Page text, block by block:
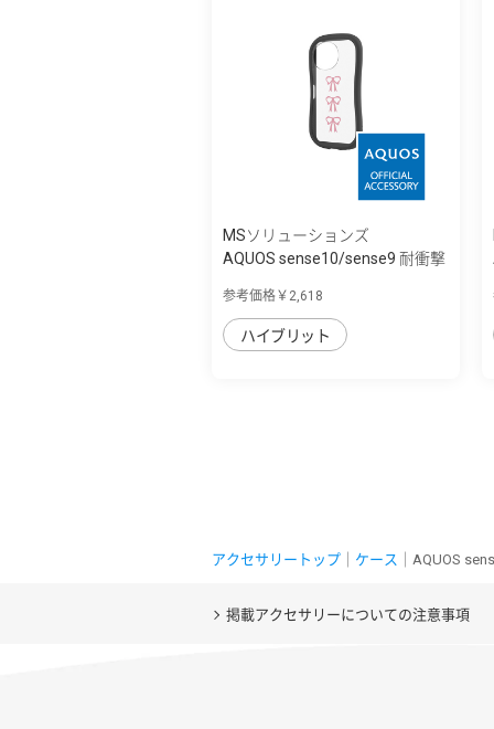
MSソリューションズ
AQUOS sense10/sense9 耐衝撃
参考価格￥2,618
ハイブリット
アクセサリートップ ケース ｜AQUOS
掲載アクセサリーについての注意事項